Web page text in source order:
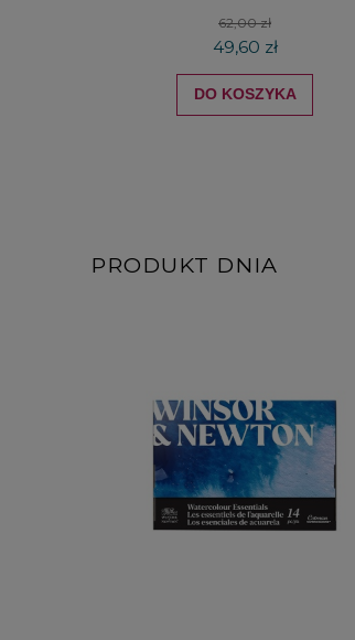
62,00 zł
49,60 zł
DO KOSZYKA
PRODUKT DNIA